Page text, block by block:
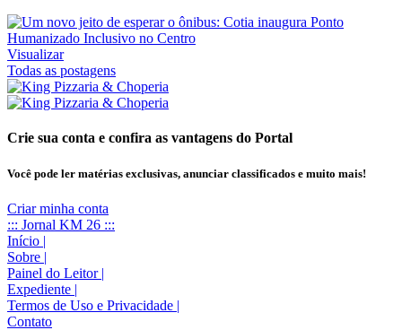
Visualizar
Todas as postagens
Crie sua conta e confira as vantagens do Portal
Você pode ler matérias exclusivas, anunciar classificados e muito mais!
Criar minha conta
::: Jornal KM 26 :::
Início |
Sobre |
Painel do Leitor |
Expediente |
Termos de Uso e Privacidade |
Contato